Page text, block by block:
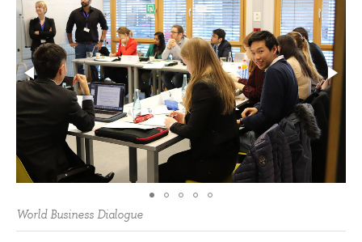
World Business Dialogue